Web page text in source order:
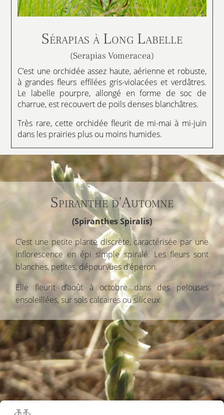
Sérapias à Long Labelle
(Serapias Vomeracea)
C’est une orchidée assez haute, aérienne et robuste,
à grandes fleurs effilées gris-violacées et verdâtres.
Le labelle pourpre, allongé en forme de soc de
charrue, est recouvert de poils denses blanchâtres.
Très rare, cette orchidée fleurit de mi-mai à mi-juin
dans les prairies plus ou moins humides.
Spiranthe d'Automne
(Spiranthes Spiralis)
C’est une petite plante discrète, caractérisée par une
inflorescence en épi simple spiralé. Les fleurs sont
blanches, petites, dépourvues d’éperon.
Elle fleurit d’août à octobre dans des pelouses
ensoleillées, sur sols calcaires ou siliceux.